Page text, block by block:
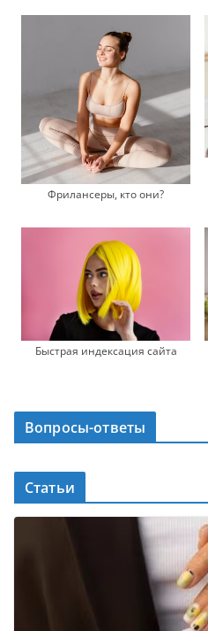
Фрилансеры, кто они?
Быстрая индексация сайта
Вопросы-ответы
Статьи